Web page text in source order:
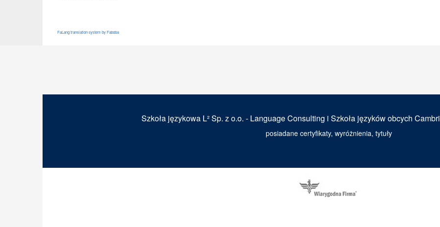
FaLang translation system by Faboba
Szkoła językowa L² Sp. z o.o. - Language Consulting i Szkoła języków obcych
posiadane certyfikaty, wyróżnienia, tytuły